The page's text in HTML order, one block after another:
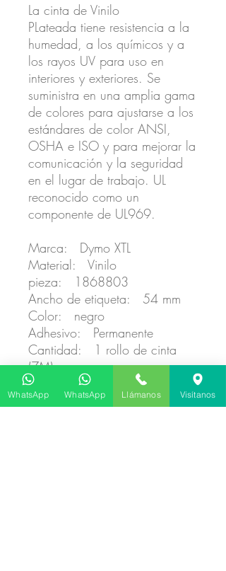
La cinta de Vinilo
PLateada tiene resistencia a la
humedad, a los químicos y a
los rayos UV para uso en
interiores y exteriores. Se
suministra en una amplia gama
de colores para ajustarse a los
estándares de color ANSI,
OSHA e ISO y para mejorar la
comunicación y la seguridad
en el lugar de trabajo. UL
reconocido como un
componente de UL969.
Marca: Dymo XTL
Material: Vinilo
pieza: 1868803
Ancho de etiqueta: 54 mm
Color: negro
Adhesivo: Permanente
Cantidad: 1 rollo de cinta
(7M)
WhatsApp WhatsApp Llámanos Visítanos